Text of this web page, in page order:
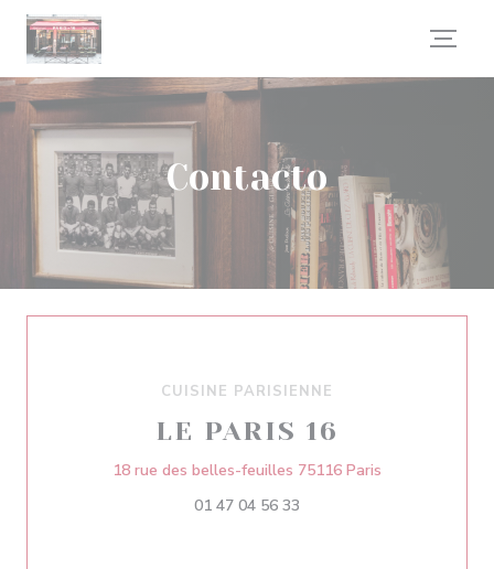
Personalización de sus opciones de cookies
Contacto
CUISINE PARISIENNE
LE PARIS 16
18 rue des belles-feuilles 75116 Paris
01 47 04 56 33